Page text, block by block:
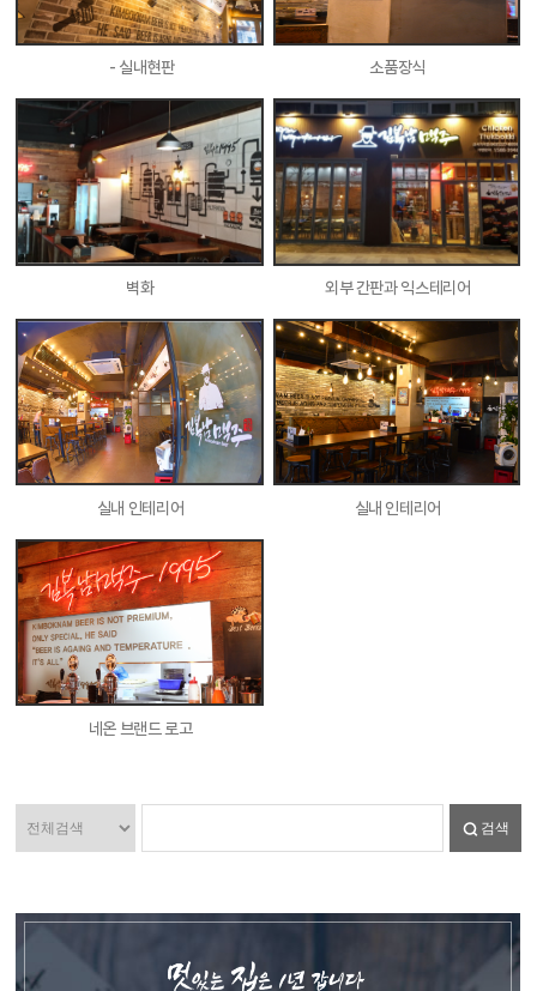
- 실내현판 소품장식
벽화 외부 간판과 익스테리어
실내 인테리어 실내 인테리어
네온 브랜드 로고
검색